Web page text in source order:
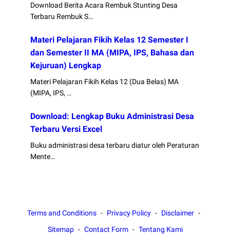
Download Berita Acara Rembuk Stunting Desa
Terbaru Rembuk S…
Materi Pelajaran Fikih Kelas 12 Semester I
dan Semester II MA (MIPA, IPS, Bahasa dan
Kejuruan) Lengkap
Materi Pelajaran Fikih Kelas 12 (Dua Belas) MA
(MIPA, IPS, …
Download: Lengkap Buku Administrasi Desa
Terbaru Versi Excel
Buku administrasi desa terbaru diatur oleh Peraturan
Mente…
Terms and Conditions Privacy Policy
Disclaimer
Sitemap
Contact Form Tentang Kami